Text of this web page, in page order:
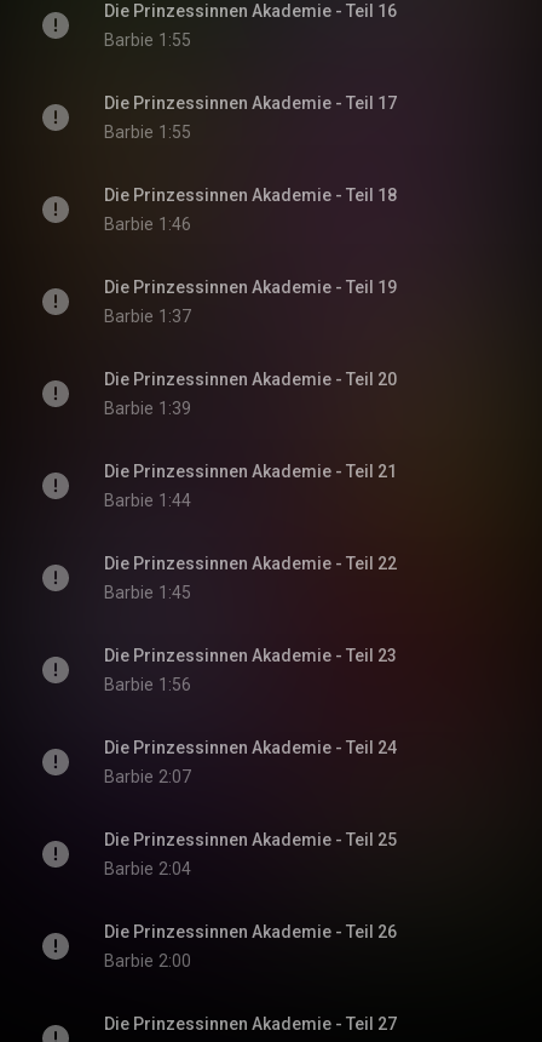
Die Prinzessinnen Akademie - Teil 16
Barbie 1:55
Die Prinzessinnen Akademie - Teil 17
Barbie 1:55
Die Prinzessinnen Akademie - Teil 18
Barbie 1:46
Die Prinzessinnen Akademie - Teil 19
Barbie 1:37
Die Prinzessinnen Akademie - Teil 20
Barbie 1:39
Die Prinzessinnen Akademie - Teil 21
Barbie 1:44
Die Prinzessinnen Akademie - Teil 22
Barbie 1:45
Die Prinzessinnen Akademie - Teil 23
Barbie 1:56
Die Prinzessinnen Akademie - Teil 24
Barbie 2:07
Die Prinzessinnen Akademie - Teil 25
Barbie 2:04
Die Prinzessinnen Akademie - Teil 26
Barbie 2:00
Die Prinzessinnen Akademie - Teil 27